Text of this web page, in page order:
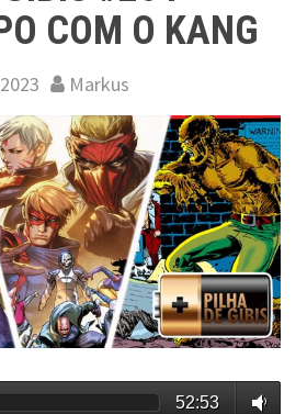
COM O KANG
Markus
52:53